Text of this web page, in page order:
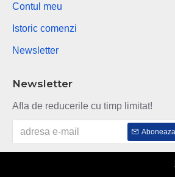
Contul meu
Istoric comenzi
Newsletter
Newsletter
Afla de reducerile cu timp limitat!